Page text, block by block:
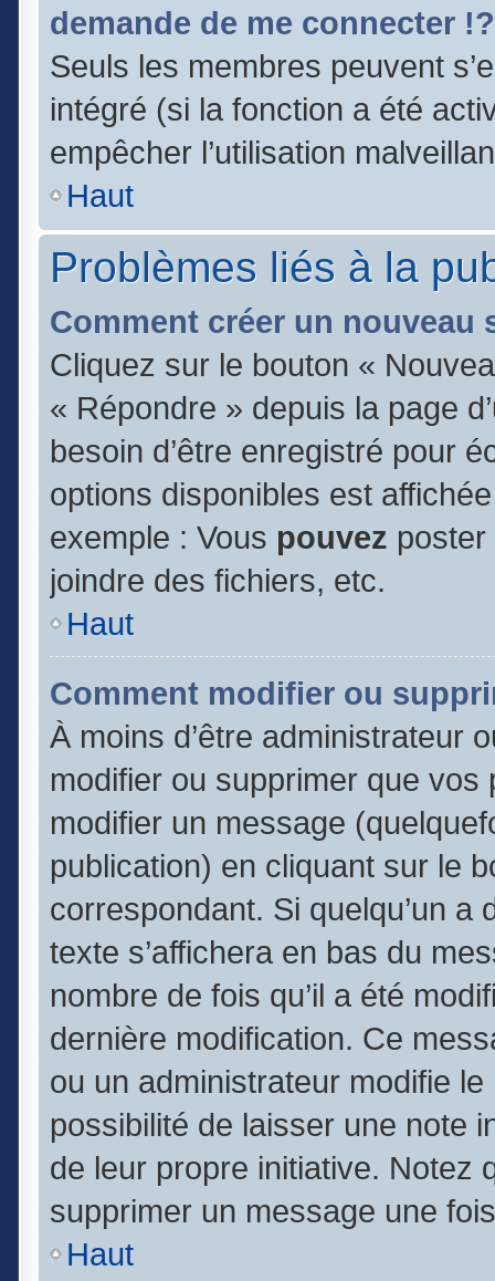
demande de me connecter !?
Seuls les membres peuvent
intégré (si la fonction a été
empêcher l’utilisation
Haut
Problèmes liés à la
Comment créer un nouveau
Cliquez sur le bouton «
« Répondre » depuis la page
besoin d’être enregistré pour
options disponibles est
exemple : Vous pouvez
joindre des fichiers, etc.
Haut
Comment modifier ou
À moins d’être administrateur
modifier ou supprimer que
modifier un message
publication) en cliquant sur le
correspondant. Si quelqu’un
texte s’affichera en bas du
nombre de fois qu’il a été
dernière modification. Ce
ou un administrateur modifie
possibilité de laisser une note
de leur propre initiative. Notez
supprimer un message une
Haut